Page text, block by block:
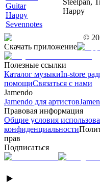
Guitar
Happy
Sevennotes
Happy
©
Скачать приложение
Полезные ссылки
Каталог музыкиIn-store
помощиСвязаться с нами
Jamendo
Jamendo для артистов
Правовая информация
Общие условия
конфиденциальности
прав
Подписаться